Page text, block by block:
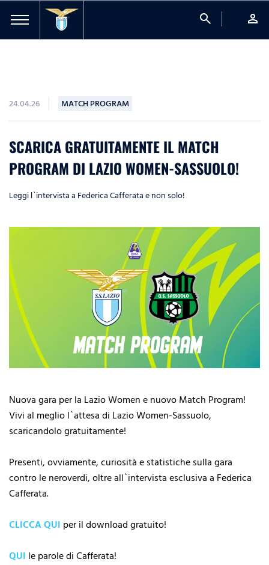
search person
24.04.26 MATCH PROGRAM
SCARICA GRATUITAMENTE IL MATCH
PROGRAM DI LAZIO WOMEN-SASSUOLO!
Leggi l`intervista a Federica Cafferata e non solo!
Nuova gara per la Lazio Women e nuovo Match Program!
Vivi al meglio l`attesa di Lazio Women-Sassuolo,
scaricandolo gratuitamente!
Presenti, ovviamente, curiosità e statistiche sulla gara
contro le neroverdi, oltre all`intervista esclusiva a Federica
Cafferata.
CLICCA QUI per il download gratuito!
QUI le parole di Cafferata!